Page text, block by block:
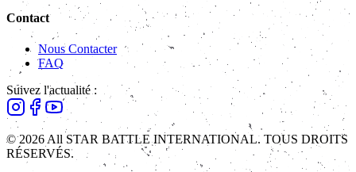
Contact
Nous Contacter
FAQ
Suivez l'actualité :
© 2026 All STAR BATTLE INTERNATIONAL. TOUS DROITS
RÉSERVÉS.